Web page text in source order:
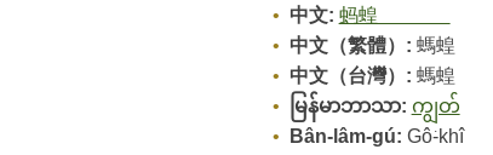
中文: 蚂蝗
中文（繁體）‎: 螞蝗
中文（台灣）‎: 螞蝗
မြန်မာဘာသာ: ကျွတ်
Bân-lâm-gú: Gô͘-khî